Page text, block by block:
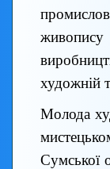
художній
Молода
Сумської